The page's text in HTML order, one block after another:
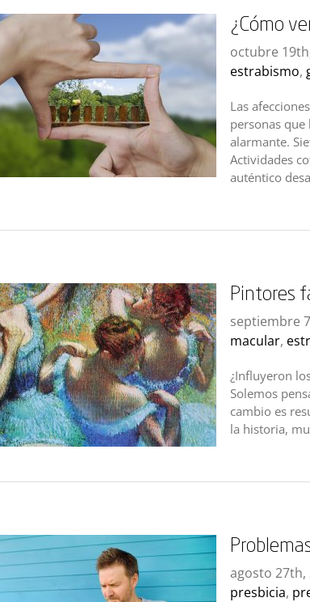
¿Cómo
octubre
estrabismo,
Las
personas que
alarmante.
Actividades
auténtico
Pintores
septiembre
macular,
¿Influyeron
Solemos
cambio es
la historia,
agosto 27th,
presbicia,